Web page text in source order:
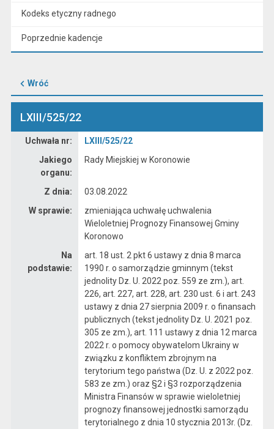
Kodeks etyczny radnego
Poprzednie kadencje
Wróć
LXIII/525/22
Uchwała nr:
LXIII/525/22
Jakiego
organu:
Rady Miejskiej w Koronowie
Z dnia:
03.08.2022
W sprawie:
zmieniająca uchwałę uchwalenia
Wieloletniej Prognozy Finansowej Gminy
Koronowo
Na
podstawie:
art. 18 ust. 2 pkt 6 ustawy z dnia 8 marca
1990 r. o samorządzie gminnym (tekst
jednolity Dz. U. 2022 poz. 559 ze zm.), art.
226, art. 227, art. 228, art. 230 ust. 6 i art. 243
ustawy z dnia 27 sierpnia 2009 r. o finansach
publicznych (tekst jednolity Dz. U. 2021 poz.
305 ze zm.), art. 111 ustawy z dnia 12 marca
2022 r. o pomocy obywatelom Ukrainy w
związku z konfliktem zbrojnym na
terytorium tego państwa (Dz. U. z 2022 poz.
583 ze zm.) oraz §2 i §3 rozporządzenia
Ministra Finansów w sprawie wieloletniej
prognozy finansowej jednostki samorządu
terytorialnego z dnia 10 stycznia 2013r. (Dz.